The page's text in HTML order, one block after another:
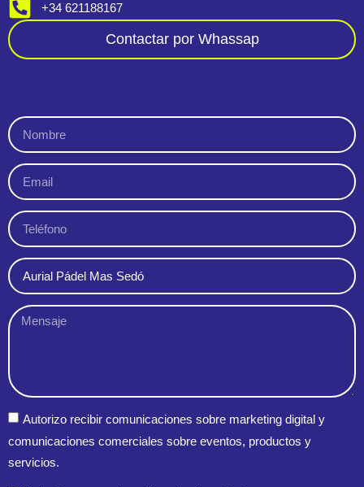
+34 621188167
Contactar por Whassap
Autorizo recibir comunicaciones sobre marketing digital y
comunicaciones comerciales sobre eventos, productos y
servicios.